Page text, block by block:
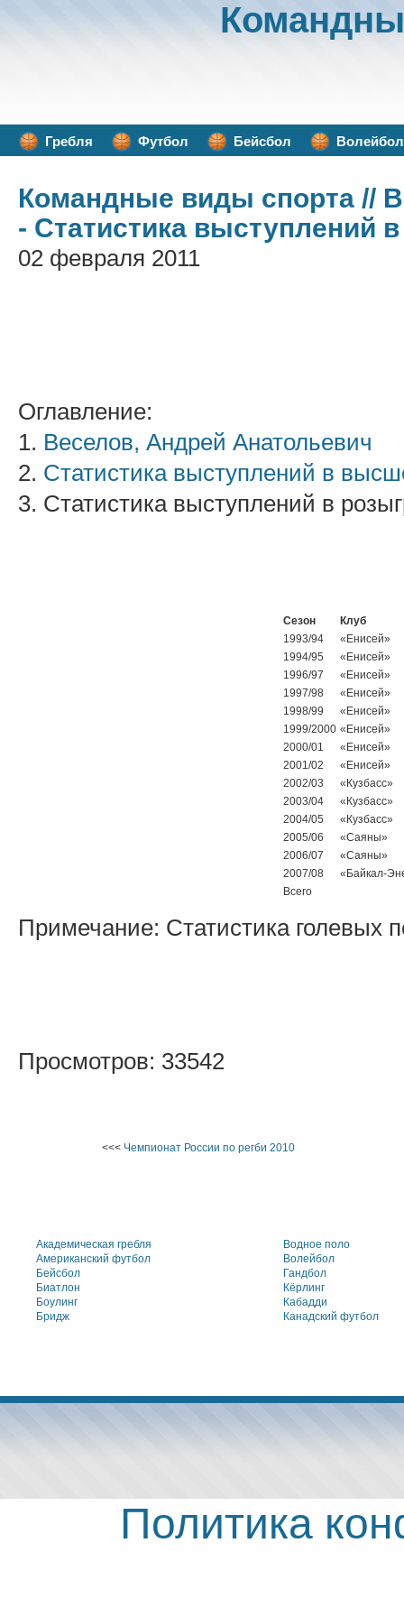
Гребля Футбол Бейсбол Волейбол
Командные виды спорта //
- Статистика выступлений
02 февраля 2011
Оглавление:
1. Веселов, Андрей Анатольевич
2. Статистика выступлений в
3. Статистика выступлений в
Сезон
Клуб
1993/94
«Енисей»
1994/95
«Енисей»
1996/97
«Енисей»
1997/98
«Енисей»
1998/99
«Енисей»
1999/2000 «Енисей»
2000/01
«Енисей»
2001/02
«Енисей»
2002/03
«Кузбасс»
2003/04
«Кузбасс»
2004/05
«Кузбасс»
2005/06
«Саяны»
2006/07
«Саяны»
2007/08
«Байкал-
Всего
Примечание: Статистика голевых
Просмотров: 33542
<<< Чемпионат России по регби 2010
Академическая гребля
Американский футбол
Бейсбол
Биатлон
Боулинг
Бридж
Водное поло
Волейбол
Гандбол
Кёрлинг
Кабадди
Канадский футбол
Политика